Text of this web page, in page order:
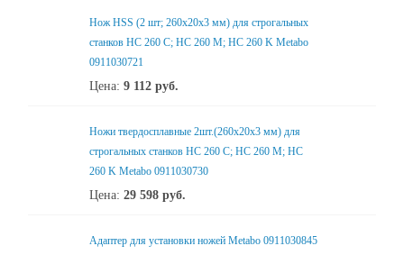
Нож HSS (2 шт; 260x20x3 мм) для строгальных
станков HC 260 С; HC 260 М; HC 260 K Metabo
0911030721
Цена: 9 112 руб.
Ножи твердосплавные 2шт.(260х20х3 мм) для
строгальных станков HC 260 C; HC 260 M; HC
260 K Metabo 0911030730
Цена: 29 598 руб.
Адаптер для установки ножей Metabo 0911030845